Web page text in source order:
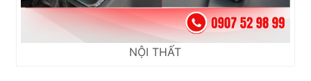
NỘI THẤT